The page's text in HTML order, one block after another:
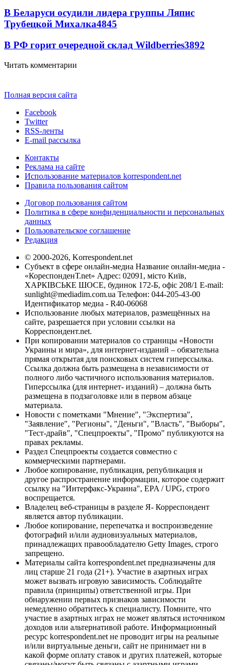
В Беларуси осудили лидера группы Ляпис
Трубецкой Михалка4845
В РФ горит очередной склад Wildberries3892
Читать комментарии
Полная версия сайта
Facebook
Twitter
RSS-ленты
E-mail рассылка
Контакты
Реклама на сайте
Использование материалов korrespondent.net
Правила пользования сайтом
Договор пользования сайтом
Политика в сфере конфиденциальности и персональных
данных
Пользовательское соглашение
Редакция
© 2000-2026, Korrespondent.net
Субъект в сфере онлайн-медиа Название онлайн-медиа -
«КореспонденТ.net» Адрес: 02091, місто Київ,
ХАРКІВСЬКЕ ШОСЕ, будинок 172-Б, офіс 208/1 E-mail:
sunlight@mediadim.com.ua Телефон: 044-205-43-00
Идентификатор медиа - R40-06068
Использование любых материалов, размещённых на
сайте, разрешается при условии ссылки на
Корреспондент.net.
При копировании материалов со страницы «Новости
Украины и мира», для интернет-изданий – обязательна
прямая открытая для поисковых систем гиперссылка.
Ссылка должна быть размещена в независимости от
полного либо частичного использования материалов.
Гиперссылка (для интернет- изданий) – должна быть
размещена в подзаголовке или в первом абзаце
материала.
Новости с пометками "Мнение", "Экспертиза",
"Заявление", "Регионы", "Деньги", "Власть", "Выборы",
"Тест-драйв", "Спецпроекты", "Промо" публикуются на
правах рекламы.
Раздел Спецпроекты создается совместно с
коммерческими партнерами.
Любое копирование, публикация, републикация и
другое распространение информации, которое содержит
ссылку на "Интерфакс-Украина", EPA / UPG, строго
воспрещается.
Владелец веб-страницы в разделе Я- Корреспондент
является автор публикации.
Любое копирование, перепечатка и воспроизведение
фотографий и/или аудиовизуальных материалов,
принадлежащих правообладателю Getty Images, строго
запрещено.
Материалы сайта korrespondent.net предназначены для
лиц старше 21 года (21+). Участие в азартных играх
может вызвать игровую зависимость. Соблюдайте
правила (принципы) ответственной игры. При
обнаружении первых признаков зависимости
немедленно обратитесь к специалисту. Помните, что
участие в азартных играх не может являться источником
доходов или альтернативой работе. Информационный
ресурс korrespondent.net не проводит игры на реальные
и/или виртуальные деньги, сайт не принимает ни в
какой форме оплату ставок и других платежей, которые